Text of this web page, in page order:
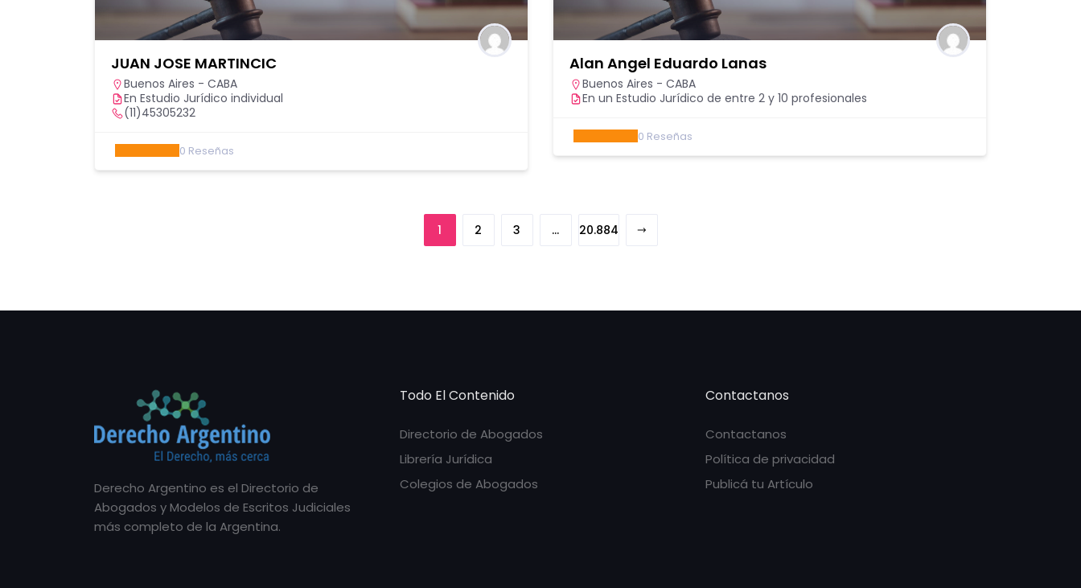
JUAN JOSE MARTINCIC
Buenos Aires - CABA
En Estudio Jurídico individual
(11)45305232
0 Reseñas
Alan Angel Eduardo Lanas
Buenos Aires - CABA
En un Estudio Jurídico de entre 2 y 10 profesionales
0 Reseñas
1 2 3 … 20.884
Derecho Argentino es el Directorio de
Abogados y Modelos de Escritos Judiciales
más completo de la Argentina.
Todo El Contenido
Directorio de Abogados
Librería Jurídica
Colegios de Abogados
Contactanos
Contactanos
Política de privacidad
Publicá tu Artículo